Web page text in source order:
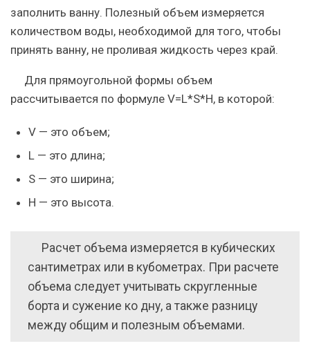
заполнить ванну. Полезный объем измеряется
количеством воды, необходимой для того, чтобы
принять ванну, не проливая жидкость через край.
Для прямоугольной формы объем
рассчитывается по формуле V=L*S*H, в которой:
V — это объем;
L — это длина;
S — это ширина;
H — это высота.
Расчет объема измеряется в кубических
сантиметрах или в кубометрах. При расчете
объема следует учитывать скругленные
борта и сужение ко дну, а также разницу
между общим и полезным объемами.